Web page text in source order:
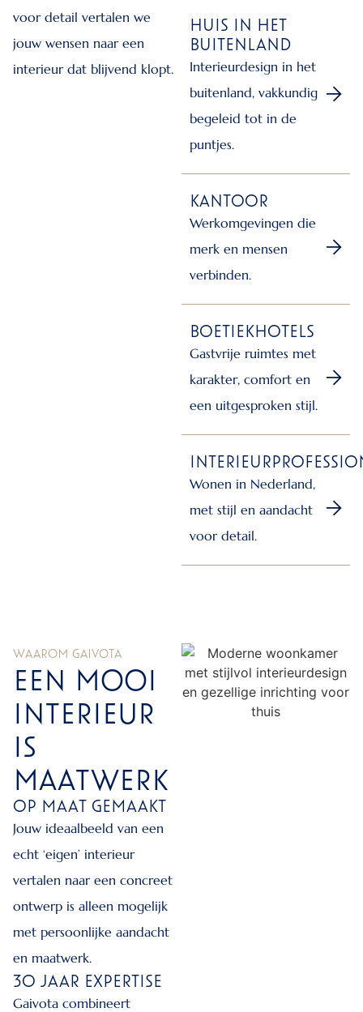
voor detail vertalen we
jouw wensen naar een
interieur dat blijvend klopt.
HUIS IN HET
BUITENLAND
Interieurdesign in het
buitenland, vakkundig
begeleid tot in de
puntjes.
KANTOOR
Werkomgevingen die
merk en mensen
verbinden.
BOETIEKHOTELS
Gastvrije ruimtes met
karakter, comfort en
een uitgesproken stijl.
Wonen in Nederland,
met stijl en aandacht
voor detail.
WAAROM GAIVOTA
EEN MOOI
INTERIEUR
IS
MAATWERK
OP MAAT GEMAAKT
Jouw ideaalbeeld van een
echt ‘eigen’ interieur
vertalen naar een concreet
ontwerp is alleen mogelijk
met persoonlijke aandacht
en maatwerk.
30 JAAR EXPERTISE
Gaivota combineert